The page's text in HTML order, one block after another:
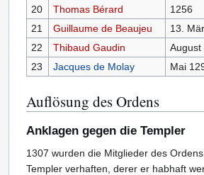
20
Thomas Bérard 1256
21
Guillaume de Beaujeu 13.
22
Thibaud Gaudin August
23
Jacques de Molay Mai
Auflösung des Ordens
Anklagen gegen die Templer
1307 wurden die Mitglieder des
Templer verhaften, derer er habhaft